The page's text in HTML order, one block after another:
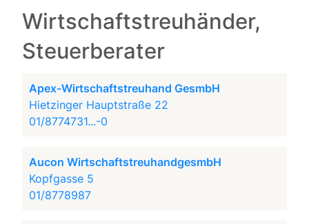
Wirtschaftstreuhänder,
Steuerberater
Apex-Wirtschaftstreuhand GesmbH
Hietzinger Hauptstraße 22
01/8774731...-0
Aucon WirtschaftstreuhandgesmbH
Kopfgasse 5
01/8778987